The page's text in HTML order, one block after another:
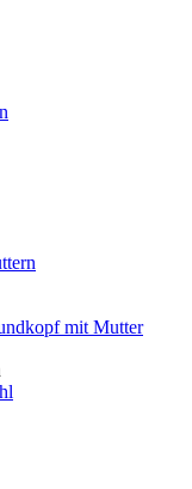
mit Mutter